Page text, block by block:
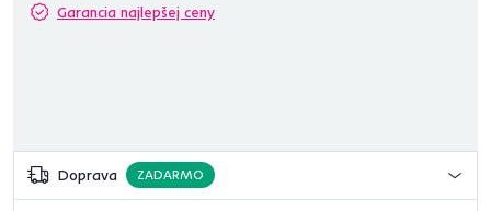
Garancia najlepšej ceny
Doprava ZADARMO